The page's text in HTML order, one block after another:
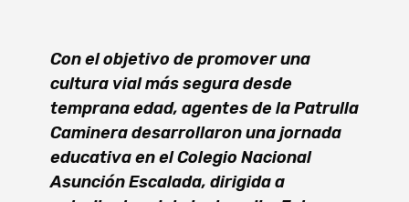
Con el objetivo de promover una
cultura vial más segura desde
temprana edad, agentes de la Patrulla
Caminera desarrollaron una jornada
educativa en el Colegio Nacional
Asunción Escalada, dirigida a